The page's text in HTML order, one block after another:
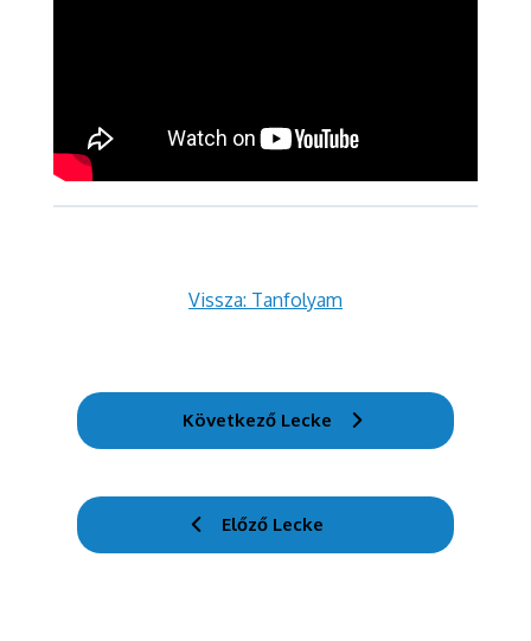
Előző Lecke
Vissza: Tanfolyam
Következő Lecke